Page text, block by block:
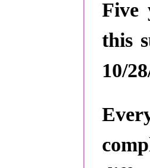
Five
this
10/